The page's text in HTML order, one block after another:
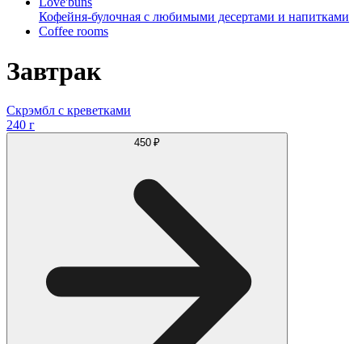
Кофейня-булочная с любимыми десертами и напитками
Coffee rooms
Завтрак
Скрэмбл с креветками
240 г
450 ₽